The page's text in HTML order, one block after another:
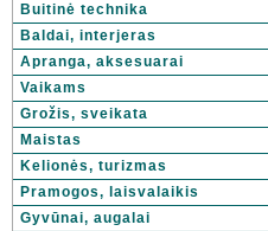
Buitinė technika
Baldai, interjeras
Apranga, aksesuarai
Vaikams
Grožis, sveikata
Maistas
Kelionės, turizmas
Pramogos, laisvalaikis
Gyvūnai, augalai